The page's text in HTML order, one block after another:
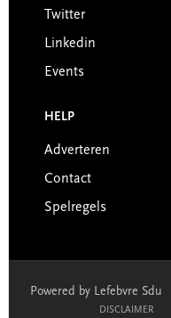
Twitter
Linkedin
Events
HELP
Adverteren
Contact
Spelregels
Powered by Lefebvre Sdu
DISCLAIMER